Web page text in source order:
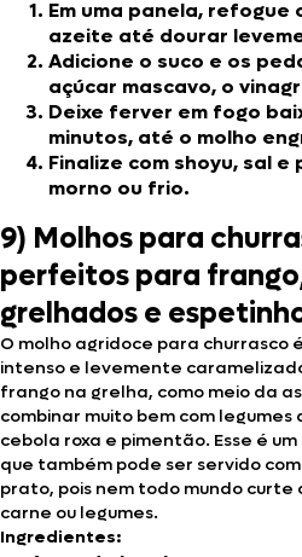
Em uma panela, refogue
azeite até dourar
Adicione o suco e os
açúcar mascavo, o
Deixe ferver em fogo
minutos, até o molho
Finalize com shoyu, sal
morno ou frio.
9) Molhos para
perfeitos para
grelhados e
O molho agridoce para churrasco
intenso e levemente
frango na grelha, como meio da
combinar muito bem com legumes
cebola roxa e pimentão. Esse é
que também pode ser servido
prato, pois nem todo mundo
carne ou legumes.
Ingredientes: